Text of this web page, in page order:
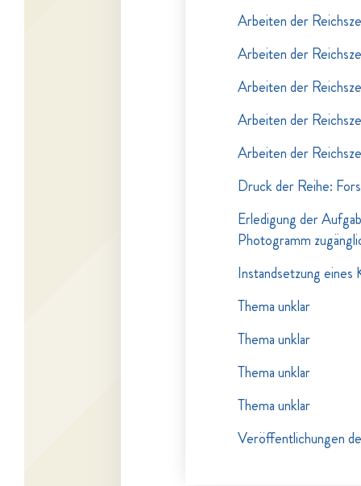
Arbeiten der
Arbeiten der
Arbeiten der
Arbeiten der
Arbeiten der
Druck der Reihe:
Erledigung der
Photogramm
Instandsetzung
Thema unklar
Thema unklar
Thema unklar
Thema unklar
Veröffentlichungen